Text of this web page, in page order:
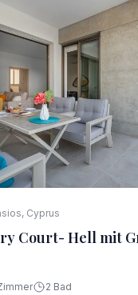
Cyprus
Court- Hell mit
2 Bad